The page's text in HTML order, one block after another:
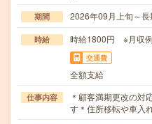
期間 2026年09月上旬～
時給 時給1800円 ※月収例
交通費
全額支給
仕事内容
＊顧客満期更改の対
す＊住所移転や車入